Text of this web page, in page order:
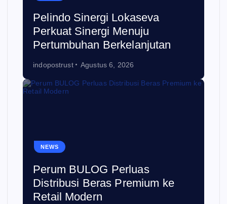
Pelindo Sinergi Lokaseva
Perkuat Sinergi Menuju
Pertumbuhan Berkelanjutan
indopostrust Agustus 6, 2026
NEWS
Perum BULOG Perluas
Distribusi Beras Premium ke
Retail Modern